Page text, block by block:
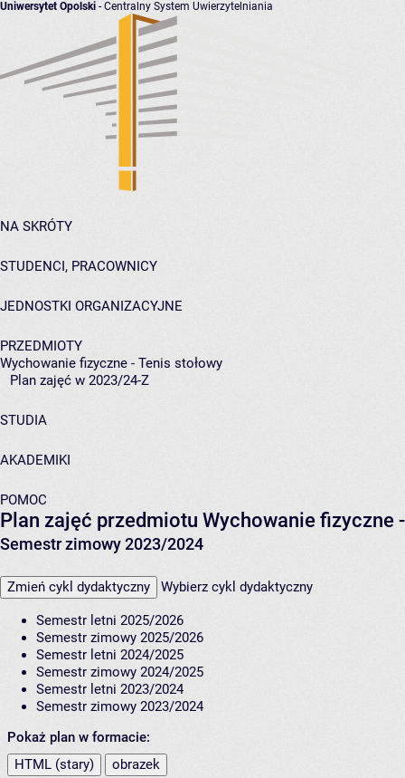
Uniwersytet Opolski - Centralny System Uwierzytelniania
NA SKRÓTY
STUDENCI, PRACOWNICY
JEDNOSTKI ORGANIZACYJNE
PRZEDMIOTY
Wychowanie fizyczne - Tenis stołowy
Plan zajęć w 2023/24-Z
STUDIA
AKADEMIKI
POMOC
Plan zajęć przedmiotu Wychowanie fizyczne
Semestr zimowy 2023/2024
Zmień cykl dydaktyczny Wybierz cykl dydaktyczny
Semestr letni 2025/2026
Semestr zimowy 2025/2026
Semestr letni 2024/2025
Semestr zimowy 2024/2025
Semestr letni 2023/2024
Semestr zimowy 2023/2024
Pokaż plan w formacie:
HTML (stary)
obrazek